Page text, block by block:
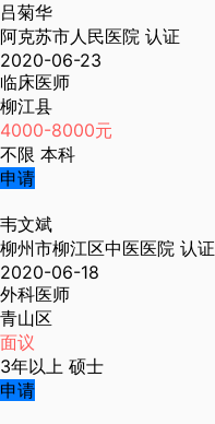
吕菊华
阿克苏市人民医院 认证
2020-06-23
临床医师
柳江县
4000-8000元
不限 本科
申请
韦文斌
柳州市柳江区中医医院 认证
2020-06-18
外科医师
青山区
面议
3年以上 硕士
申请